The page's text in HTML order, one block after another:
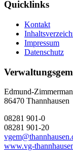
Quicklinks
Kontakt
Impressum
Datenschutz
Edmund-
86470 Thannhausen
08281 901-0
08281 901-20
www.vg-